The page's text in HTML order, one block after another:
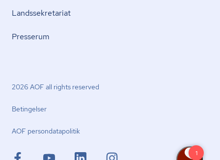
Lands­se­kre­ta­ri­at
Presserum
2026 AOF all rights reserved
Betingelser
AOF per­son­da­ta­po­li­tik